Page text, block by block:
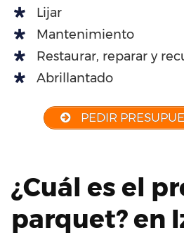
Lijar
Mantenimiento
Restaurar, reparar y
Abrillantado
PEDIR
¿Cuál es el
parquet? en